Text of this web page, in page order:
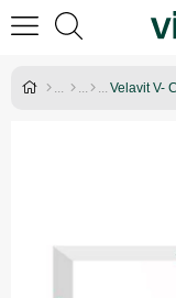
Velavit V-